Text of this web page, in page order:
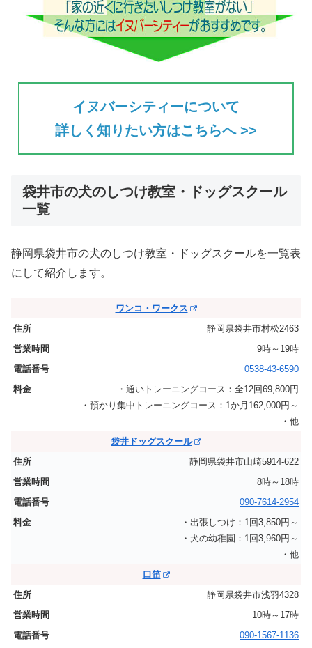
イヌバーシティーについて
詳しく知りたい方はこちらへ >>
袋井市の犬のしつけ教室・ドッグスクール
一覧
静岡県袋井市の犬のしつけ教室・ドッグスクールを一覧表
にして紹介します。
ワンコ・ワークス
静岡県袋井市村松2463
9時～19時
0538-43-6590
・通いトレーニングコース：全12回69,800円
・預かり集中トレーニングコース：1か月162,000円～
・他
袋井ドッグスクール
静岡県袋井市山崎5914-622
8時～18時
090-7614-2954
・出張しつけ：1回3,850円～
・犬の幼稚園：1回3,960円～
・他
口笛
静岡県袋井市浅羽4328
10時～17時
090-1567-1136